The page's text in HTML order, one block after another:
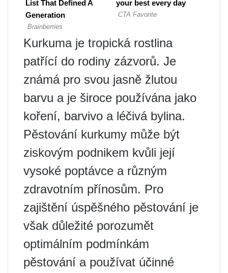
Kurkuma je tropická rostlina
patřící do rodiny zázvorů. Je
známá pro svou jasně žlutou
barvu a je široce používána jako
koření, barvivo a léčivá bylina.
Pěstování kurkumy může být
ziskovým podnikem kvůli její
vysoké poptávce a různým
zdravotním přínosům. Pro
zajištění úspěšného pěstování je
však důležité porozumět
optimálním podmínkám
pěstování a používat účinné